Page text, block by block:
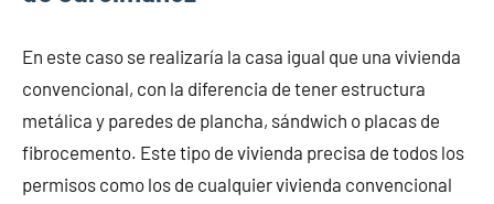
En este caso se realizaría la casa igual que una vivienda
convencional, con la diferencia de tener estructura
metálica y paredes de plancha, sándwich o placas de
fibrocemento. Este tipo de vivienda precisa de todos los
permisos como los de cualquier vivienda convencional